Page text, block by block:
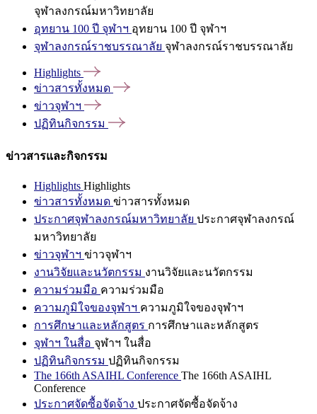
จุฬาลงกรณ์มหาวิทยาลัย
อุทยาน 100 ปี จุฬาฯ อุทยาน 100 ปี จุฬาฯ
จุฬาลงกรณ์ราชบรรณาลัย จุฬาลงกรณ์ราชบรรณาลัย
Highlights
ข่าวสารทั้งหมด
ข่าวจุฬาฯ
ปฏิทินกิจกรรม
ข่าวสารและกิจกรรม
Highlights Highlights
ข่าวสารทั้งหมด ข่าวสารทั้งหมด
ประกาศจุฬาลงกรณ์มหาวิทยาลัย ประกาศจุฬาลงกรณ์
มหาวิทยาลัย
ข่าวจุฬาฯ ข่าวจุฬาฯ
งานวิจัยและนวัตกรรม งานวิจัยและนวัตกรรม
ความร่วมมือ ความร่วมมือ
ความภูมิใจของจุฬาฯ ความภูมิใจของจุฬาฯ
การศึกษาและหลักสูตร การศึกษาและหลักสูตร
จุฬาฯ ในสื่อ จุฬาฯ ในสื่อ
ปฏิทินกิจกรรม ปฏิทินกิจกรรม
The 166th ASAIHL Conference The 166th ASAIHL
Conference
ประกาศจัดซื้อจัดจ้าง ประกาศจัดซื้อจัดจ้าง